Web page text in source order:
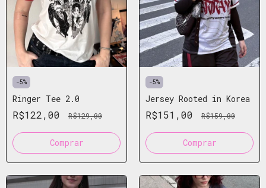
-5%
Ringer Tee 2.0
R$122,00 R$129,00
Comprar
-5%
Jersey Rooted in Korea
R$151,00 R$159,00
Comprar